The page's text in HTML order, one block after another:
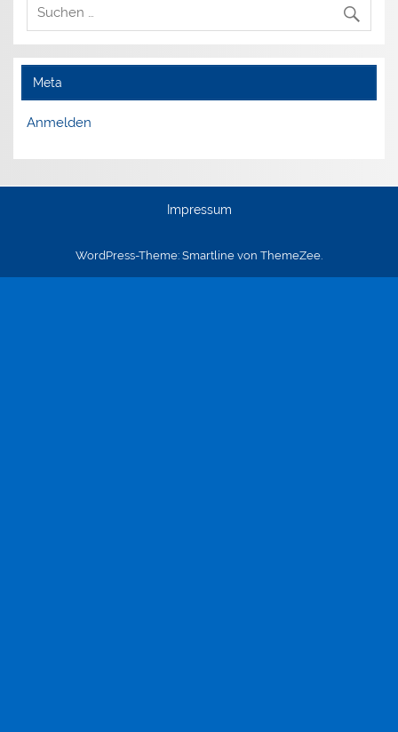
Meta
Anmelden
Impressum
WordPress-Theme: Smartline von ThemeZee.